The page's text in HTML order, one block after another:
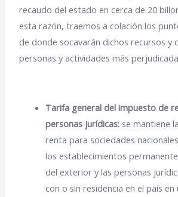
recaudo del estado en cerca de 20
esta razón, traemos a colación los
de donde socavarán dichos recursos y
personas y actividades más
Tarifa general del impuesto de
personas jurídicas: se mantiene
renta para sociedades
los establecimientos
del exterior y las personas
con o sin residencia en el país